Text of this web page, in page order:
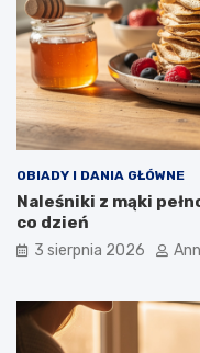
OBIADY I DANIA GŁÓWNE
Naleśniki z mąki
co dzień
3 sierpnia 2026